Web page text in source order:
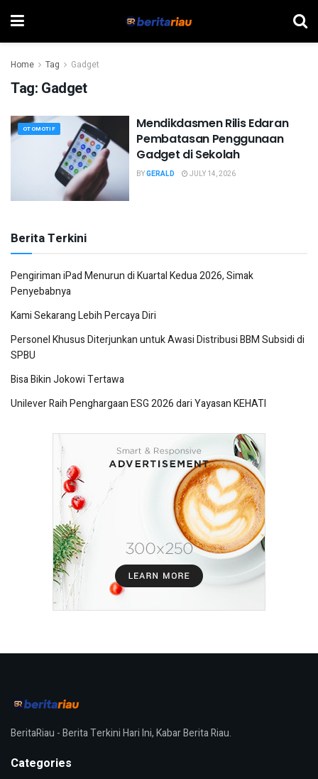
Home Tag Gadget
Tag: Gadget
OTOMOTIF
Mendikdasmen Rilis Edaran
Pembatasan Penggunaan
Gadget di Sekolah
BYGERALD JULY 14, 2026
Berita Terkini
Pengiriman iPad Menurun di Kuartal Kedua 2026, Simak
Penyebabnya
Kami Sekarang Lebih Percaya Diri
Personel Khusus Diterjunkan untuk Awasi Distribusi BBM Subsidi di
SPBU
Bisa Bikin Jokowi Tertawa
Unilever Raih Penghargaan ESG 2026 dari Yayasan KEHATI
BeritaRiau - Berita Terkini Hari Ini, Kabar Berita Riau.
Categories